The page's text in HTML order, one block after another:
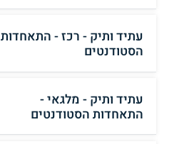
עתיד ותיק - רכז - התאחדות
הסטודנטים
עתיד ותיק - מלגאי -
התאחדות הסטודנטים